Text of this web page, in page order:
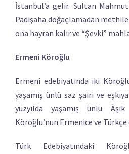
İstanbul’a gelir. Sultan Mahmut
Padişaha doğaçlamadan
ona hayran kalır ve “Şevki”
Ermeni Köroğlu
Ermeni edebiyatında iki
yaşamış ünlü saz şairi ve
yüzyılda yaşamış ünlü
Köroğlu’nun Ermenice ve
Türk Edebiyatındaki